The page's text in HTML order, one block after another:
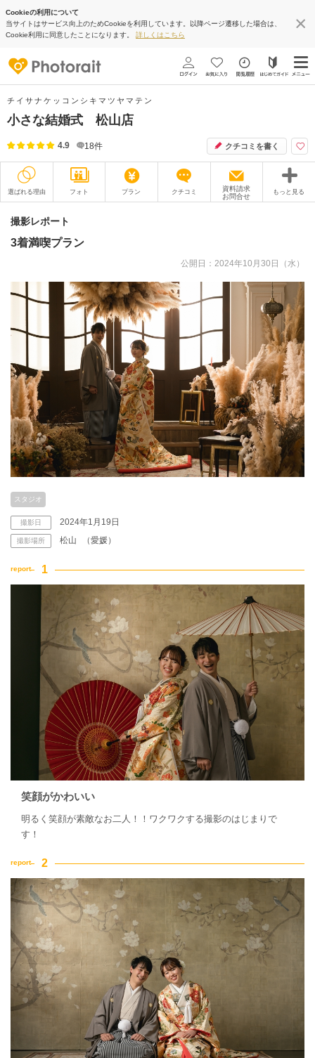
Cookieの利用について
当サイトはサービス向上のためCookieを利用しています。以降ページ遷移した場合は、
Cookie利用に同意したことになります。 詳しくはこちら
チイサナケッコンシキマツヤマテン
小さな結婚式 松山店
4.9 18件 クチコミを書く
選ばれる理由 フォト プラン クチコミ
資料請求
お問合せ
もっと見る
撮影レポート
衣装
アクセス/TEL スタジオトップ
撮影レポート
3着満喫プラン
公開日：2024年10月30日（水）
スタジオ
撮影日 2024年1月19日
撮影場所 松山 （愛媛）
笑顔がかわいい
明るく笑顔が素敵なお二人！！ワクワクする撮影のはじまりで
す！